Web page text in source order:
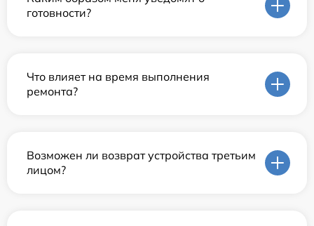
готовности?
Что влияет на время выполнения
ремонта?
Возможен ли возврат устройства третьим
лицом?